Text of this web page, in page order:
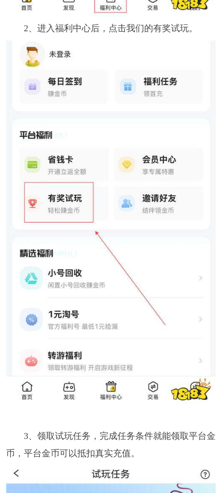
2、进入福利中心后，点击我们的有奖试玩。
3、领取试玩任务，完成任务条件就能领取平台金
币，平台金币可以抵扣真实充值。